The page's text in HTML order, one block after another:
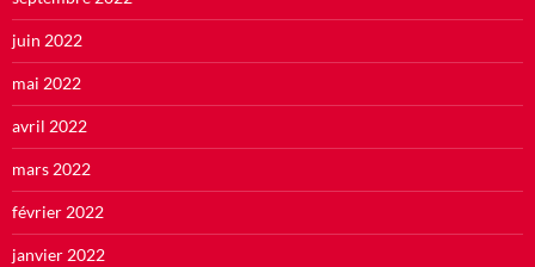
juin 2022
mai 2022
avril 2022
mars 2022
février 2022
janvier 2022